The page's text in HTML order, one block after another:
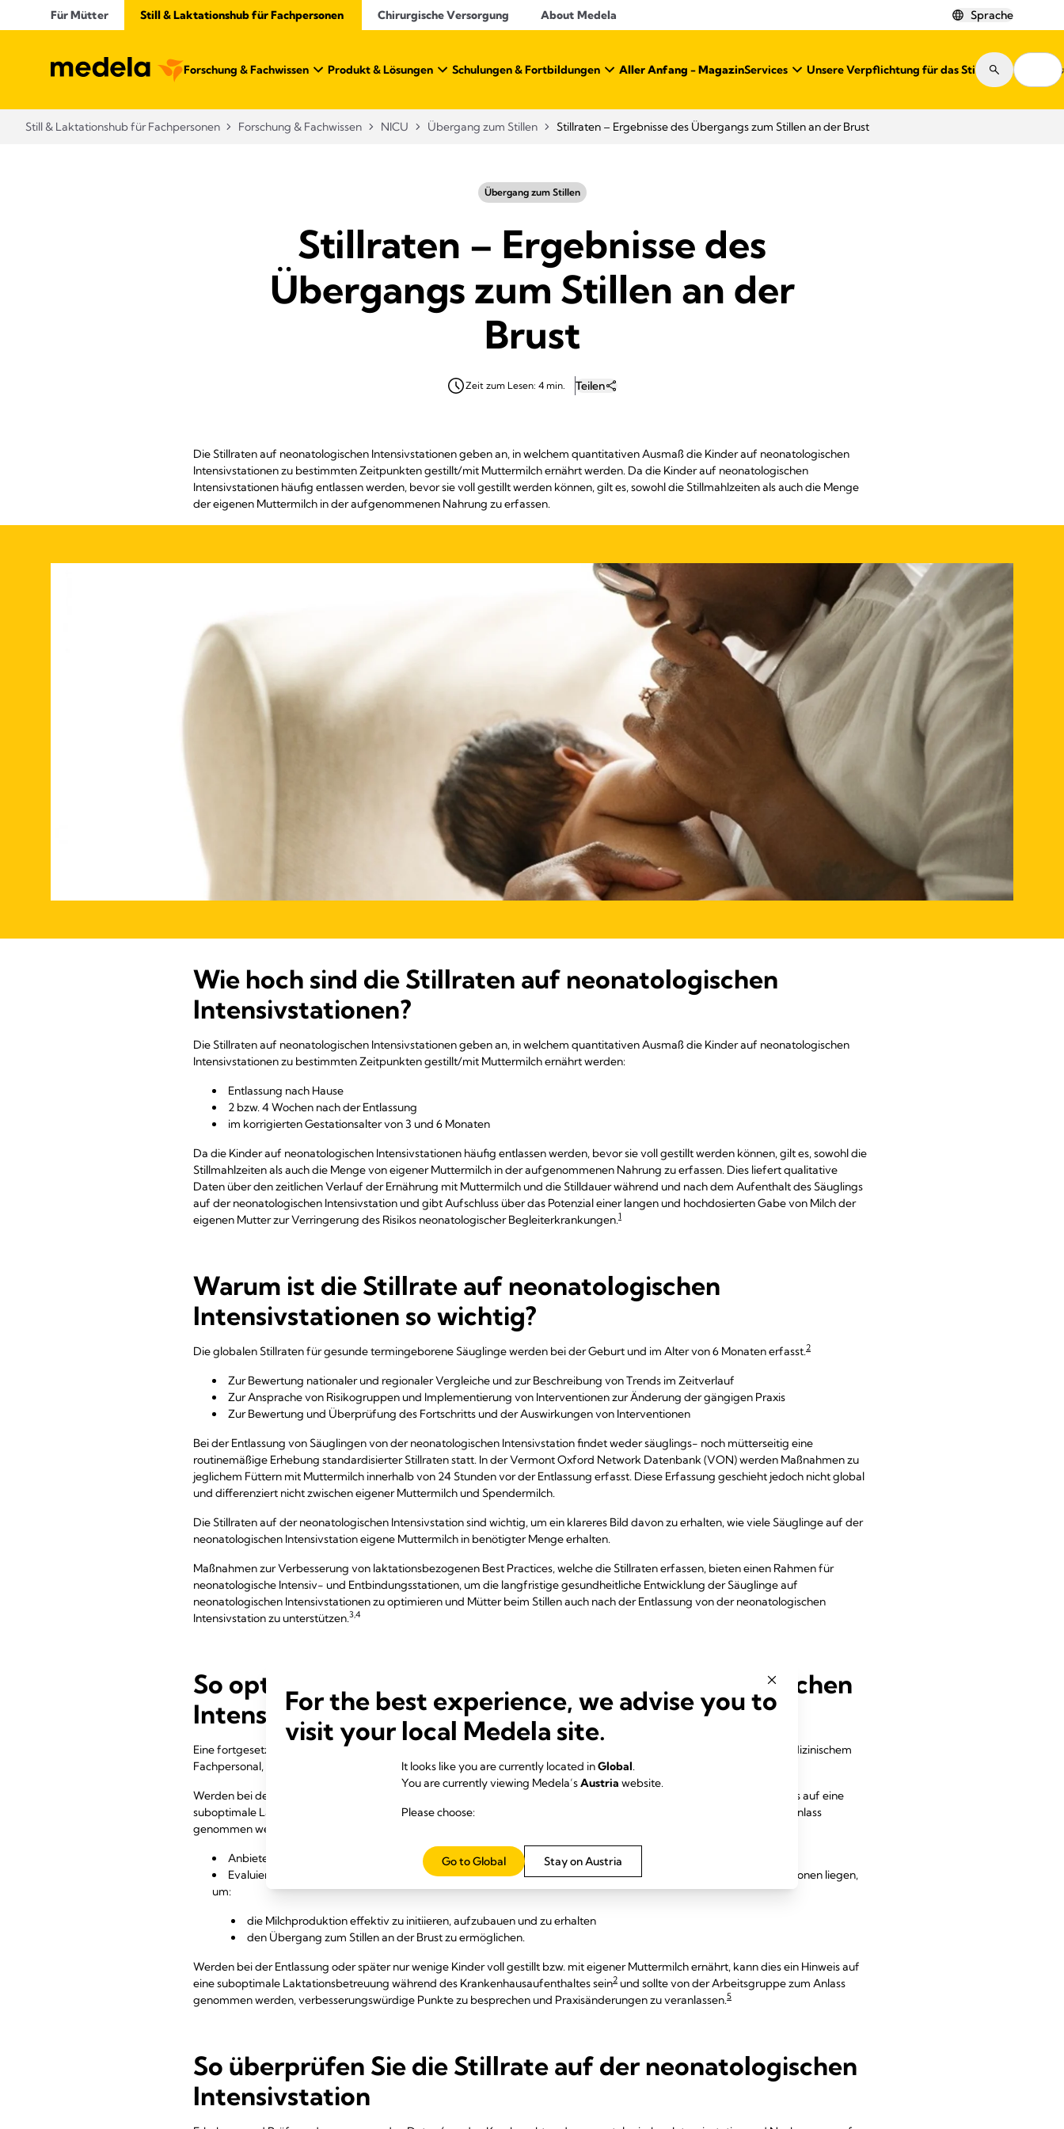
Für Mütter Still & Laktationshub für Fachpersonen Chirurgische Versorgung About Medela Sprache
Forschung & Fachwissen Produkt & Lösungen Schulungen & Fortbildungen Aller Anfang - MagazinServices Unsere Verpflichtung für das Stillen
Still & Laktationshub für Fachpersonen Forschung & Fachwissen NICU Übergang zum Stillen Stillraten – Ergebnisse des Übergangs zum Stillen an der Brust
Übergang zum Stillen
Stillraten – Ergebnisse des
Übergangs zum Stillen an der
Brust
Zeit zum Lesen: 4 min. Teilen
Die Stillraten auf neonatologischen Intensivstationen geben an, in welchem quantitativen Ausmaß die Kinder auf neonatologischen
Intensivstationen zu bestimmten Zeitpunkten gestillt/mit Muttermilch ernährt werden. Da die Kinder auf neonatologischen
Intensivstationen häufig entlassen werden, bevor sie voll gestillt werden können, gilt es, sowohl die Stillmahlzeiten als auch die Menge
der eigenen Muttermilch in der aufgenommenen Nahrung zu erfassen.
Wie hoch sind die Stillraten auf neonatologischen
Intensivstationen?
Die Stillraten auf neonatologischen Intensivstationen geben an, in welchem quantitativen Ausmaß die Kinder auf neonatologischen
Intensivstationen zu bestimmten Zeitpunkten gestillt/mit Muttermilch ernährt werden:
Entlassung nach Hause
2 bzw. 4 Wochen nach der Entlassung
im korrigierten Gestationsalter von 3 und 6 Monaten
Da die Kinder auf neonatologischen Intensivstationen häufig entlassen werden, bevor sie voll gestillt werden können, gilt es, sowohl die
Stillmahlzeiten als auch die Menge von eigener Muttermilch in der aufgenommenen Nahrung zu erfassen. Dies liefert qualitative
Daten über den zeitlichen Verlauf der Ernährung mit Muttermilch und die Stilldauer während und nach dem Aufenthalt des Säuglings
auf der neonatologischen Intensivstation und gibt Aufschluss über das Potenzial einer langen und hochdosierten Gabe von Milch der
eigenen Mutter zur Verringerung des Risikos neonatologischer Begleiterkrankungen.1
Warum ist die Stillrate auf neonatologischen
Intensivstationen so wichtig?
Die globalen Stillraten für gesunde termingeborene Säuglinge werden bei der Geburt und im Alter von 6 Monaten erfasst.2
Zur Bewertung nationaler und regionaler Vergleiche und zur Beschreibung von Trends im Zeitverlauf
Zur Ansprache von Risikogruppen und Implementierung von Interventionen zur Änderung der gängigen Praxis
Zur Bewertung und Überprüfung des Fortschritts und der Auswirkungen von Interventionen
Bei der Entlassung von Säuglingen von der neonatologischen Intensivstation findet weder säuglings- noch mütterseitig eine
routinemäßige Erhebung standardisierter Stillraten statt. In der Vermont Oxford Network Datenbank (VON) werden Maßnahmen zu
jeglichem Füttern mit Muttermilch innerhalb von 24 Stunden vor der Entlassung erfasst. Diese Erfassung geschieht jedoch nicht global
und differenziert nicht zwischen eigener Muttermilch und Spendermilch.
Die Stillraten auf der neonatologischen Intensivstation sind wichtig, um ein klareres Bild davon zu erhalten, wie viele Säuglinge auf der
neonatologischen Intensivstation eigene Muttermilch in benötigter Menge erhalten.
Maßnahmen zur Verbesserung von laktationsbezogenen Best Practices, welche die Stillraten erfassen, bieten einen Rahmen für
neonatologische Intensiv- und Entbindungsstationen, um die langfristige gesundheitliche Entwicklung der Säuglinge auf
neonatologischen Intensivstationen zu optimieren und Mütter beim Stillen auch nach der Entlassung von der neonatologischen
Intensivstation zu unterstützen.3,4
So optimieren Sie die Stillrate auf der neonatologischen
Intensivstation
Eine fortgesetzte Datenerfassung nach der Entlassung von der neonatologischen Intensivstation ermöglicht es dem medizinischem
Fachpersonal, den Fokus auf die eigene Muttermilch zu richten:
Werden bei der Entlassung oder später nur wenige Kinder voll gestillt bzw. mit eigener Muttermilch, kann dies ein Hinweis auf eine
suboptimale Laktationsbetreuung während des Krankenhausaufenthaltes sein
und sollte von der Arbeitsgruppe zum Anlass
genommen werden, verbesserungswürdige Punkte zu besprechen und Praxisänderungen zu veranlassen.
Anbieten einer fortlaufenden proaktiven Laktationsbetreuung 5
Evaluieren der Interventionen zur Unterstützung von Müttern deren Kinder auf der neonatologischen Intensivstationen liegen,
um:
die Milchproduktion effektiv zu initiieren, aufzubauen und zu erhalten
den Übergang zum Stillen an der Brust zu ermöglichen.
Werden bei der Entlassung oder später nur wenige Kinder voll gestillt bzw. mit eigener Muttermilch ernährt, kann dies ein Hinweis auf
eine suboptimale Laktationsbetreuung während des Krankenhausaufenthaltes sein2 und sollte von der Arbeitsgruppe zum Anlass
genommen werden, verbesserungswürdige Punkte zu besprechen und Praxisänderungen zu veranlassen.5
So überprüfen Sie die Stillrate auf der neonatologischen
Intensivstation
For the best experience, we advise you to
visit your local Medela site.
It looks like you are currently located inGlobal.
You are currently viewing Medela’sAustria website.
Please choose:
Stay on Austria
Go to Global